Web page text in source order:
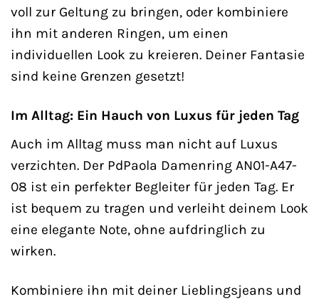
voll zur Geltung zu bringen, oder kombiniere
ihn mit anderen Ringen, um einen
individuellen Look zu kreieren. Deiner Fantasie
sind keine Grenzen gesetzt!
Im Alltag: Ein Hauch von Luxus für jeden Tag
Auch im Alltag muss man nicht auf Luxus
verzichten. Der PdPaola Damenring AN01-A47-
08 ist ein perfekter Begleiter für jeden Tag. Er
ist bequem zu tragen und verleiht deinem Look
eine elegante Note, ohne aufdringlich zu
wirken.
Kombiniere ihn mit deiner Lieblingsjeans und